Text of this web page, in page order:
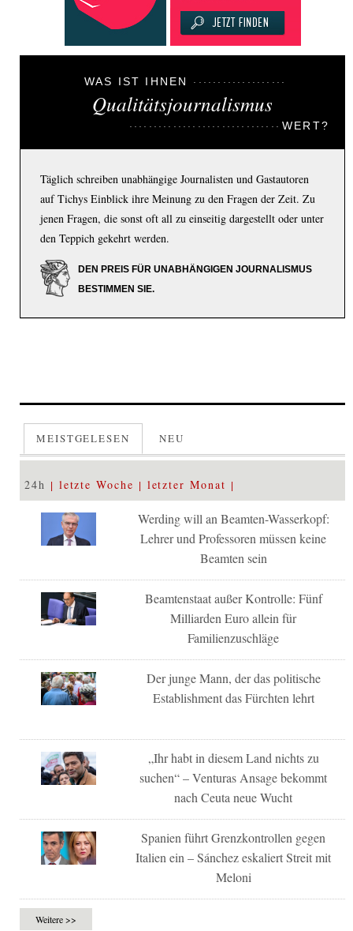
WAS IST IHNEN
Qualitätsjournalismus
WERT?
Täglich schreiben unabhängige Journalisten und Gastautoren
auf Tichys Einblick ihre Meinung zu den Fragen der Zeit. Zu
jenen Fragen, die sonst oft all zu einseitig dargestellt oder unter
den Teppich gekehrt werden.
DEN PREIS FÜR UNABHÄNGIGEN JOURNALISMUS
BESTIMMEN SIE.
MEISTGELESEN NEU
24h letzte Woche letzter Monat
Werding will an Beamten-Wasserkopf:
Lehrer und Professoren müssen keine
Beamten sein
Beamtenstaat außer Kontrolle: Fünf
Milliarden Euro allein für
Familienzuschläge
Der junge Mann, der das politische
Establishment das Fürchten lehrt
„Ihr habt in diesem Land nichts zu
suchen“ – Venturas Ansage bekommt
nach Ceuta neue Wucht
Spanien führt Grenzkontrollen gegen
Italien ein – Sánchez eskaliert Streit mit
Meloni
Weitere >>